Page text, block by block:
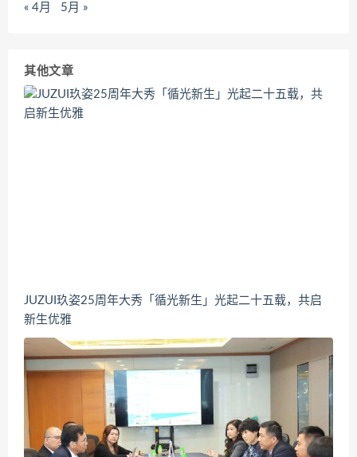
« 4月 5月 »
其他文章
JUZUI玖姿25周年大秀「循光新生」光起二十五载，共启
新生优雅